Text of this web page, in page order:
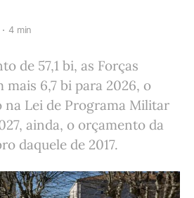
4 min
de 57,1 bi, as Forças
mais 6,7 bi para 2026, o
na Lei de Programa Militar
ainda, o orçamento da
daquele de 2017.